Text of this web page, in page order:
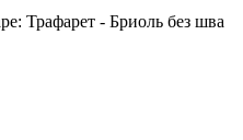
Трафарет - Бриоль без шва